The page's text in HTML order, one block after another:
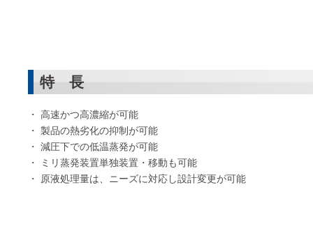
特 長
高速かつ高濃縮が可能
製品の熱劣化の抑制が可能
減圧下での低温蒸発が可能
ミリ蒸発装置単独装置・移動も可能
原液処理量は、ニーズに対応し設計変更が可能